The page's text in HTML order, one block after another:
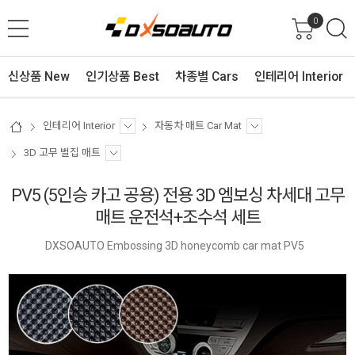
0
신상품 New 인기상품 Best 차종별 Cars 인테리어 Interior
인테리어 Interior 자동차 매트 Car Mat
3D 고무 벌집 매트
PV5 (5인승 카고 공용) 전용 3D 엠보싱 차세대 고무
매트 운전석+조수석 세트
DXSOAUTO Embossing 3D honeycomb car mat PV5